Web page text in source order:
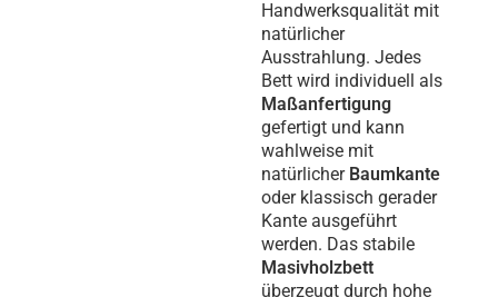
Handwerksqualität mit
natürlicher
Ausstrahlung. Jedes
Bett wird individuell als
Maßanfertigung
gefertigt und kann
wahlweise mit
natürlicher Baumkante
oder klassisch gerader
Kante ausgeführt
werden. Das stabile
Masivholzbett
überzeugt durch hohe